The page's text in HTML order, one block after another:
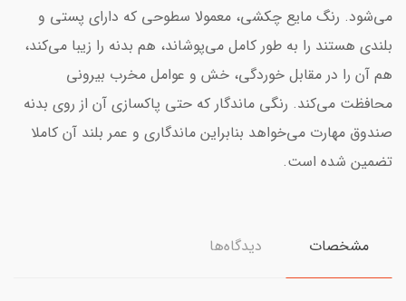
می‌شود. رنگ مایع چکشی، معمولا سطوحی که دارای پستی و
بلندی هستند را به طور کامل می‌پوشاند، هم بدنه را زیبا می‌کند،
هم آن را در مقابل خوردگی، خش و عوامل مخرب بیرونی
محافظت می‌کند. رنگی ماندگار که حتی پاکسازی آن از روی بدنه
صندوق مهارت می‌خواهد بنابراین ماندگاری و عمر بلند آن کاملا
تضمین شده است.
مشخصات دیدگاه‌ها